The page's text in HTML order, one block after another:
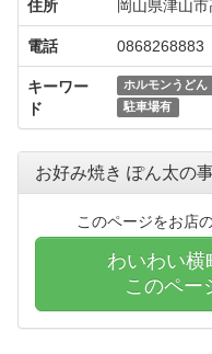
住所 岡山県津山
電話 0868268883
キーワー
ド
ホルモンうどん
駐車場有
お好み焼き ぽん太の
このページをお店
わいわい横
このペー